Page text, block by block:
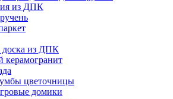
из ДПК
доска из ДПК
керамогранит
цветочницы
домики